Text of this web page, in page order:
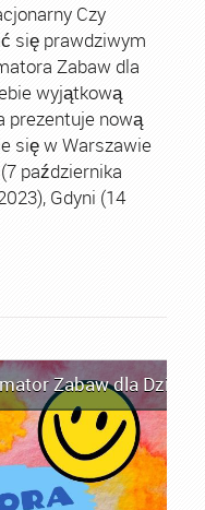
Czy
się prawdziwym
Zabaw dla
wyjątkową
prezentuje nową
się w Warszawie
października
Gdyni (14
Zabaw dla Dzieci